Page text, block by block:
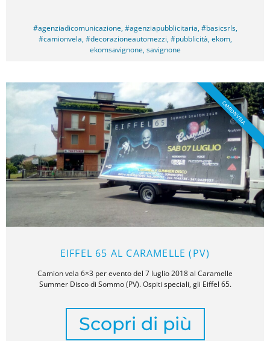
#agenziadicomunicazione,#agenziapubblicitaria,#basicsrls,
#camionvela,#decorazioneautomezzi,#pubblicità,ekom,
ekomsavignone,savignone
EIFFEL 65 AL CARAMELLE (PV)
Camion vela 6×3 per evento del 7 luglio 2018 al Caramelle
Summer Disco di Sommo (PV). Ospiti speciali, gli Eiffel 65.
Scopri di più
CAMION VELA